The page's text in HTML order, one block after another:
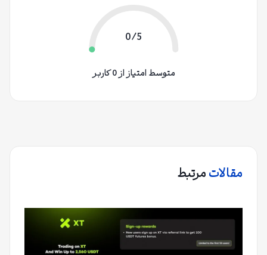
0/5
متوسط امتیاز از 0 کاربر
مقالاتمرتبط